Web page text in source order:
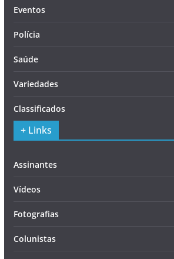
Eventos
Polícia
Saúde
Variedades
Classificados
+ Links
Assinantes
Vídeos
Fotografias
Colunistas